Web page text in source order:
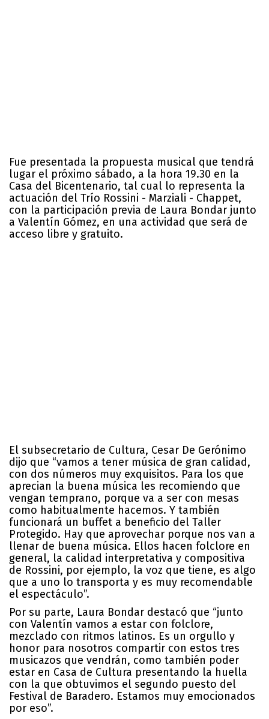
Fue presentada la propuesta musical que tendrá
lugar el próximo sábado, a la hora 19.30 en la
Casa del Bicentenario, tal cual lo representa la
actuación del Trío Rossini - Marziali - Chappet,
con la participación previa de Laura Bondar junto
a Valentín Gómez, en una actividad que será de
acceso libre y gratuito.
El subsecretario de Cultura, Cesar De Gerónimo
dijo que “vamos a tener música de gran calidad,
con dos números muy exquisitos. Para los que
aprecian la buena música les recomiendo que
vengan temprano, porque va a ser con mesas
como habitualmente hacemos. Y también
funcionará un buffet a beneficio del Taller
Protegido. Hay que aprovechar porque nos van a
llenar de buena música. Ellos hacen folclore en
general, la calidad interpretativa y compositiva
de Rossini, por ejemplo, la voz que tiene, es algo
que a uno lo transporta y es muy recomendable
el espectáculo”.
Por su parte, Laura Bondar destacó que “junto
con Valentín vamos a estar con folclore,
mezclado con ritmos latinos. Es un orgullo y
honor para nosotros compartir con estos tres
musicazos que vendrán, como también poder
estar en Casa de Cultura presentando la huella
con la que obtuvimos el segundo puesto del
Festival de Baradero. Estamos muy emocionados
por eso”.